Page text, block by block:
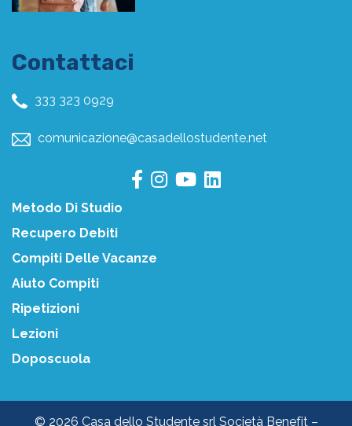
Contattaci
333 323 0929
comunicazione@casadellostudente.net
Metodo Di Studio
Recupero Debiti
Compiti Delle Vacanze
Aiuto Compiti
Ripetizioni
Lezioni
Doposcuola
© 2026 Casa dello Studente srl Società Benefit –